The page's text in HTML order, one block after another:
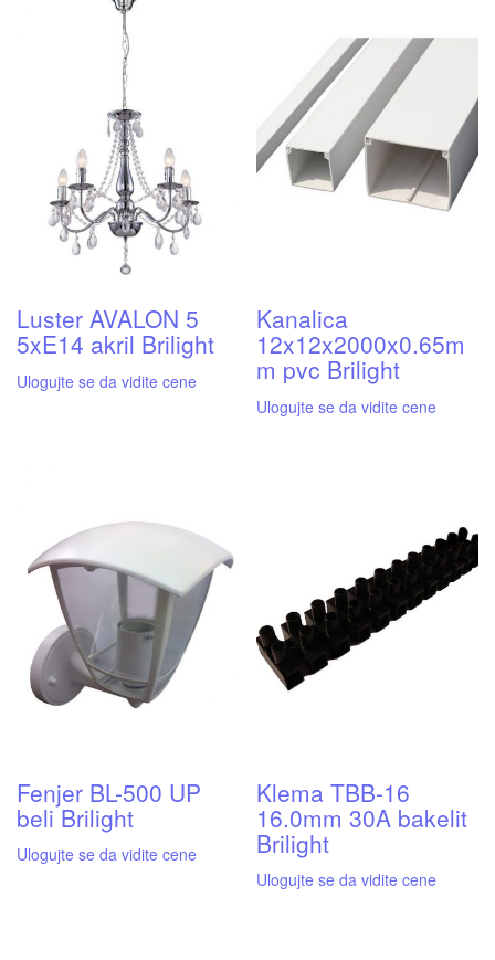
Luster AVALON 5
5xE14 akril Brilight
Ulogujte se da vidite cene
Kanalica
12x12x2000x0.65m
m pvc Brilight
Ulogujte se da vidite cene
Fenjer BL-500 UP
beli Brilight
Ulogujte se da vidite cene
Klema TBB-16
16.0mm 30A bakelit
Brilight
Ulogujte se da vidite cene